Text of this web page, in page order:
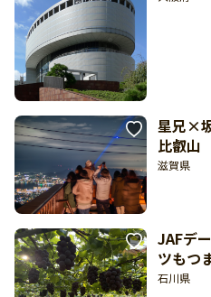
星兄×
比叡山
催）
滋賀県
JAFデ
ツもつ
市：
石川県